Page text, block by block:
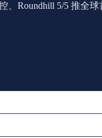
Roundhill 5/5 推全球